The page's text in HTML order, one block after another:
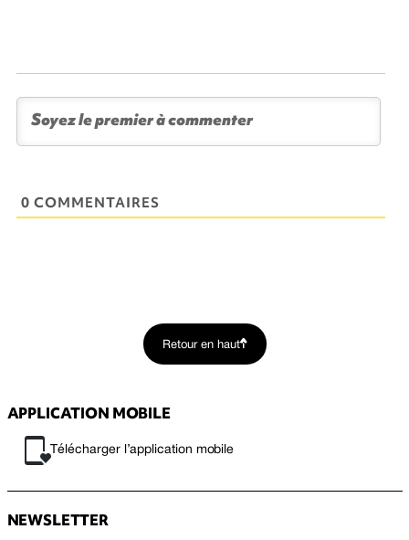
0 COMMENTAIRES
Retour en haut
APPLICATION MOBILE
Télécharger l’application mobile
NEWSLETTER